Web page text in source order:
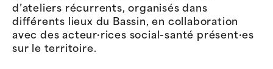
d’ateliers récurrents, organisés dans
différents lieux du Bassin, en collaboration
avec des acteur·rices social-santé présent·es
sur le territoire.